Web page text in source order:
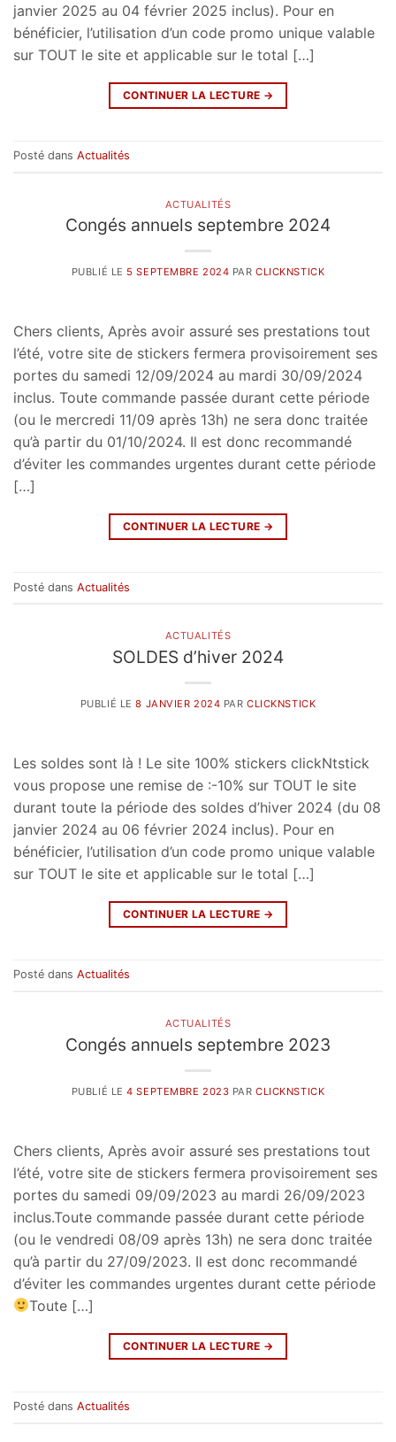
janvier 2025 au 04 février 2025 inclus). Pour en
bénéficier, l’utilisation d’un code promo unique valable
sur TOUT le site et applicable sur le total […]
CONTINUER LA LECTURE →
Posté dans Actualités
ACTUALITÉS
Congés annuels septembre 2024
PUBLIÉ LE 5 SEPTEMBRE 2024 PARCLICKNSTICK
Chers clients, Après avoir assuré ses prestations tout
l’été, votre site de stickers fermera provisoirement ses
portes du samedi 12/09/2024 au mardi 30/09/2024
inclus. Toute commande passée durant cette période
(ou le mercredi 11/09 après 13h) ne sera donc traitée
qu’à partir du 01/10/2024. Il est donc recommandé
d’éviter les commandes urgentes durant cette période
[…]
CONTINUER LA LECTURE →
Posté dans Actualités
ACTUALITÉS
SOLDES d’hiver 2024
PUBLIÉ LE8 JANVIER 2024 PARCLICKNSTICK
Les soldes sont là ! Le site 100% stickers clickNtstick
vous propose une remise de :-10% sur TOUT le site
durant toute la période des soldes d’hiver 2024 (du 08
janvier 2024 au 06 février 2024 inclus). Pour en
bénéficier, l’utilisation d’un code promo unique valable
sur TOUT le site et applicable sur le total […]
CONTINUER LA LECTURE →
Posté dans Actualités
ACTUALITÉS
Congés annuels septembre 2023
PUBLIÉ LE4 SEPTEMBRE 2023 PARCLICKNSTICK
Chers clients, Après avoir assuré ses prestations tout
l’été, votre site de stickers fermera provisoirement ses
portes du samedi 09/09/2023 au mardi 26/09/2023
inclus.Toute commande passée durant cette période
(ou le vendredi 08/09 après 13h) ne sera donc traitée
qu’à partir du 27/09/2023. Il est donc recommandé
d’éviter les commandes urgentes durant cette période
Toute […]
CONTINUER LA LECTURE →
Posté dans Actualités